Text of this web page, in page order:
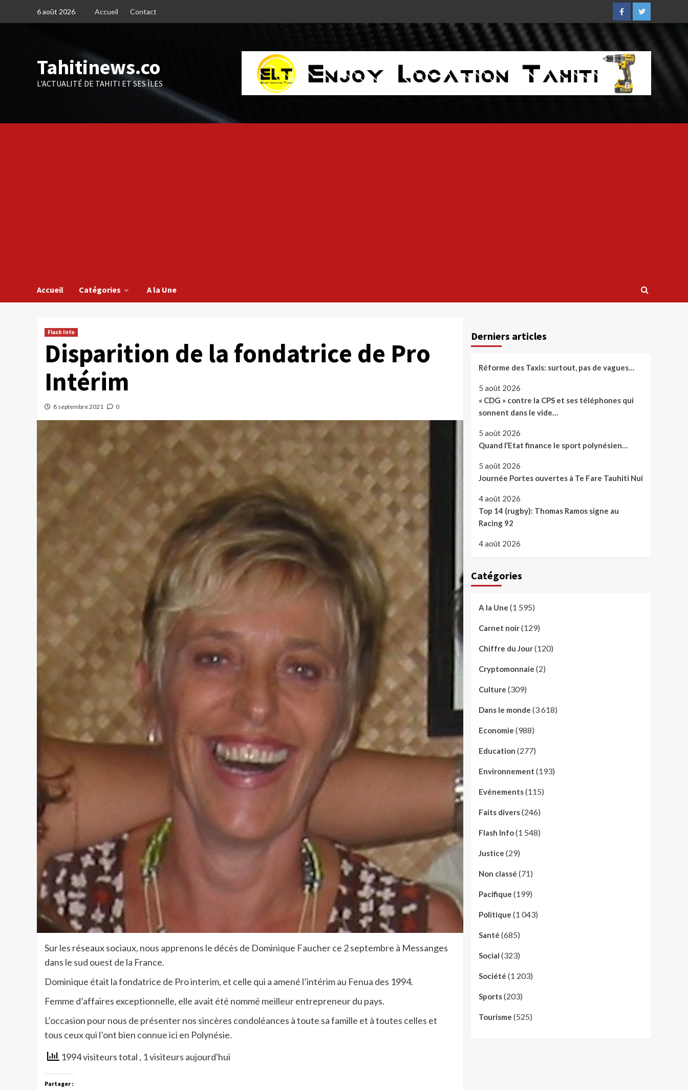
6 août 2026 Accueil Contact
FacebookTwitter
Tahitinews.co
L'ACTUALITÉ DE TAHITI ET SES ÎLES
Accueil Catégories A la Une
Flash Info
Disparition de la fondatrice de Pro
Intérim
8 septembre 2021 0
Sur les réseaux sociaux, nous apprenons le décès de Dominique Faucher ce 2 septembre à Messanges
dans le sud ouest de la France.
Dominique était la fondatrice de Pro interim, et celle qui a amené l’intérim au Fenua des 1994.
Femme d’affaires exceptionnelle, elle avait été nommé meilleur entrepreneur du pays.
L’occasion pour nous de présenter nos sincères condoléances à toute sa famille et à toutes celles et
tous ceux qui l’ont bien connue ici en Polynésie.
1994 visiteurs total , 1 visiteurs aujourd'hui
Partager :
Derniers articles
Réforme des Taxis: surtout, pas de vagues…
5 août 2026
« CDG » contre la CPS et ses téléphones qui
sonnent dans le vide…
5 août 2026
Quand l’Etat finance le sport polynésien…
5 août 2026
Journée Portes ouvertes à Te Fare Tauhiti Nui
4 août 2026
Top 14 (rugby): Thomas Ramos signe au
Racing 92
4 août 2026
Catégories
A la Une (1 595)
Carnet noir(129)
Chiffre du Jour(120)
Cryptomonnaie (2)
Culture (309)
Dans le monde (3 618)
Economie (988)
Education (277)
Environnement (193)
Evénements(115)
Faits divers(246)
Flash Info(1 548)
Justice (29)
Non classé (71)
Pacifique (199)
Politique (1 043)
Santé (685)
Social (323)
Société (1 203)
Sports(203)
Tourisme (525)